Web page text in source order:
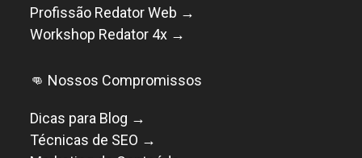
Profissão Redator Web →
Workshop Redator 4x →
👊 Nossos Compromissos
Dicas para Blog →
Técnicas de SEO →